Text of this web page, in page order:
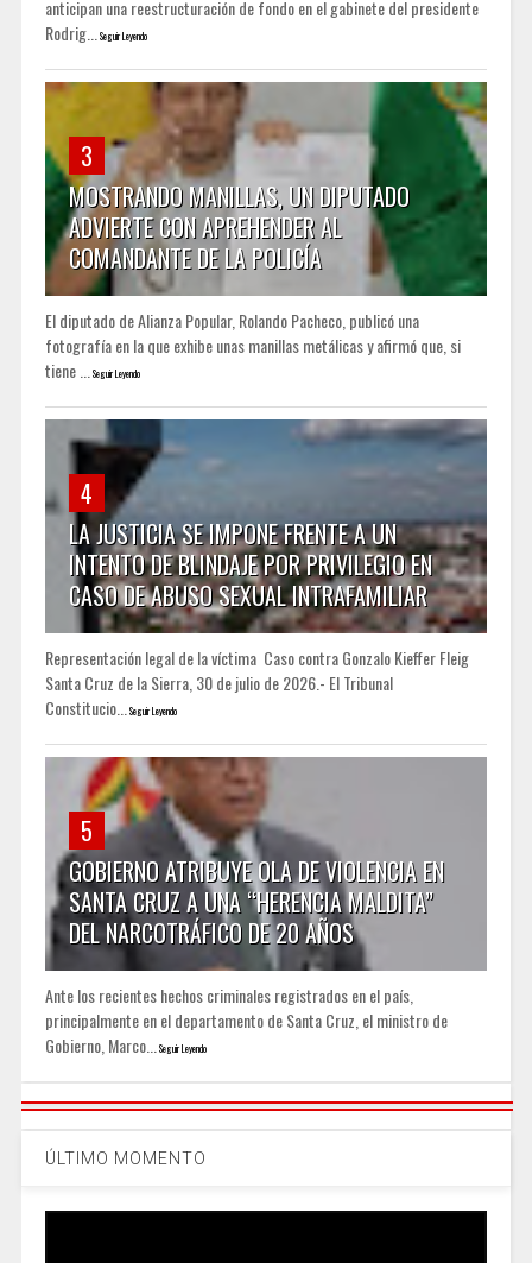
anticipan una reestructuración de fondo en el gabinete del presidente
Rodrig...
Seguir Leyendo
3
MOSTRANDO MANILLAS, UN DIPUTADO
ADVIERTE CON APREHENDER AL
COMANDANTE DE LA POLICÍA
El diputado de Alianza Popular, Rolando Pacheco, publicó una
fotografía en la que exhibe unas manillas metálicas y afirmó que, si
tiene ...
Seguir Leyendo
4
LA JUSTICIA SE IMPONE FRENTE A UN
INTENTO DE BLINDAJE POR PRIVILEGIO EN
CASO DE ABUSO SEXUAL INTRAFAMILIAR
Representación legal de la víctima Caso contra Gonzalo Kieffer Fleig
Santa Cruz de la Sierra, 30 de julio de 2026.- El Tribunal
Constitucio...
Seguir Leyendo
5
GOBIERNO ATRIBUYE OLA DE VIOLENCIA EN
SANTA CRUZ A UNA “HERENCIA MALDITA”
DEL NARCOTRÁFICO DE 20 AÑOS
Ante los recientes hechos criminales registrados en el país,
principalmente en el departamento de Santa Cruz, el ministro de
Gobierno, Marco...
Seguir Leyendo
ÚLTIMO MOMENTO